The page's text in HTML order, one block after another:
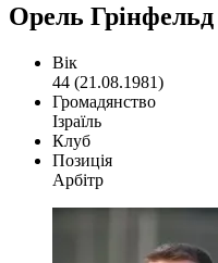
Орель Грінфельд
Вік
44 (21.08.1981)
Громадянство
Ізраїль
Клуб
Позиція
Арбітр